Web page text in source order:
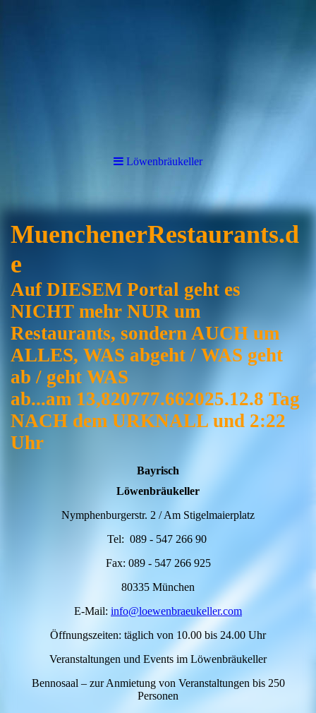
Löwenbräukeller
MuenchenerRestaurants.d
e
Auf DIESEM Portal geht es
NICHT mehr NUR um
Restaurants, sondern AUCH um
ALLES, WAS abgeht / WAS geht
ab / geht WAS
ab...am 13,820777.662025.12.8 Tag
NACH dem URKNALL und 2:22
Uhr
Bayrisch
Löwenbräukeller
Nymphenburgerstr. 2 / Am Stigelmaierplatz
Tel: 089 - 547 266 90
Fax: 089 - 547 266 925
80335 München
E-Mail: info@loewenbraeukeller.com
Öffnungszeiten: täglich von 10.00 bis 24.00 Uhr
Veranstaltungen und Events im Löwenbräukeller
Bennosaal – zur Anmietung von Veranstaltungen bis 250
Personen